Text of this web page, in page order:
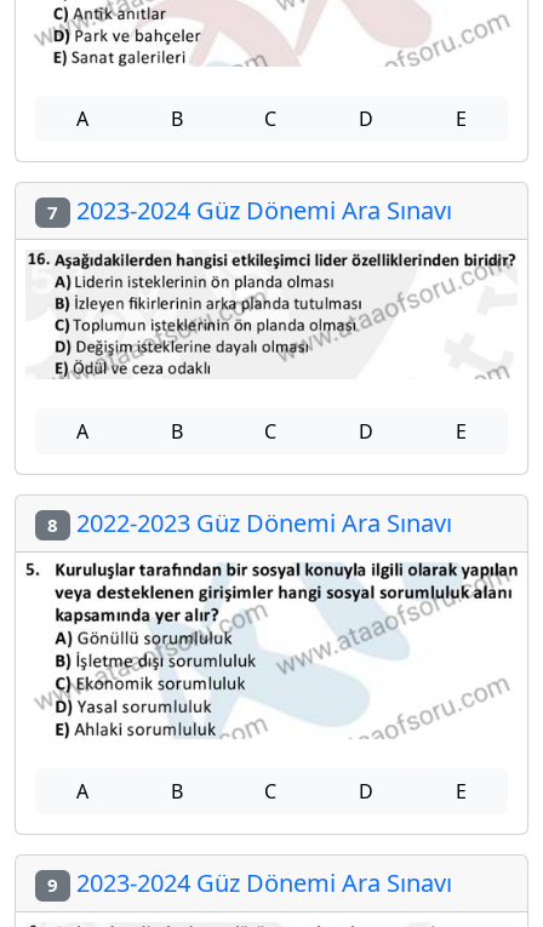
A B C D E
7 2023-2024 Güz Dönemi Ara Sınavı
A B C D E
8 2022-2023 Güz Dönemi Ara Sınavı
A B C D E
9 2023-2024 Güz Dönemi Ara Sınavı